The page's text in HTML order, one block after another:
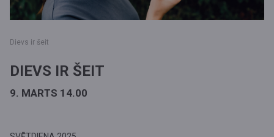
Dievs ir šeit
DIEVS IR ŠEIT
9. MARTS 14.00